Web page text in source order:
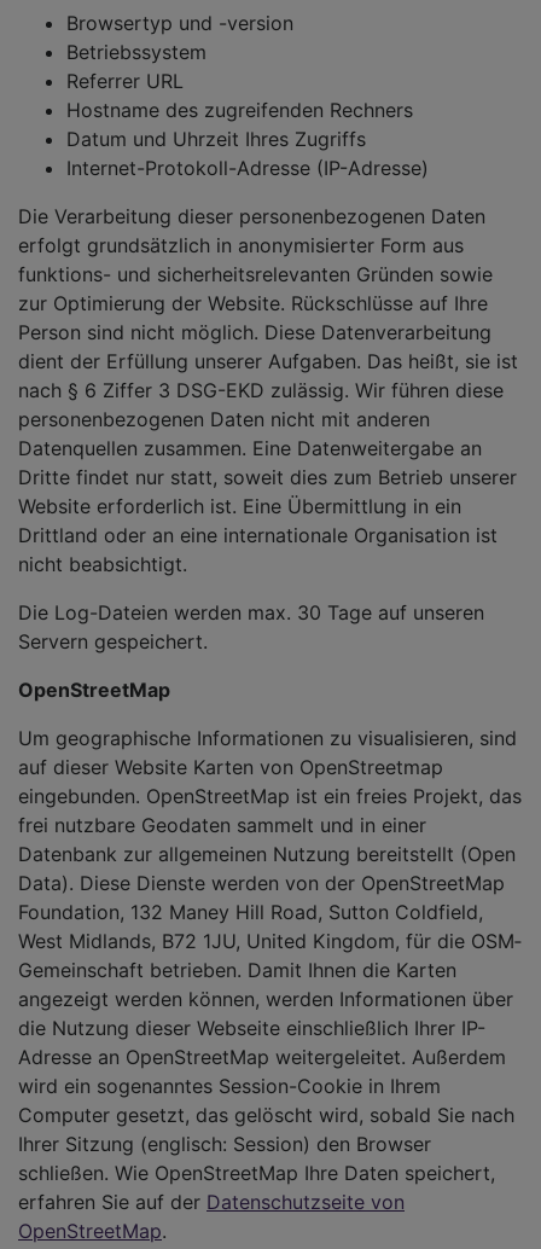
Browsertyp und -version
Betriebssystem
Referrer URL
Hostname des zugreifenden Rechners
Datum und Uhrzeit Ihres Zugriffs
Internet-Protokoll-Adresse (IP-Adresse)
Die Verarbeitung dieser personenbezogenen Daten
erfolgt grundsätzlich in anonymisierter Form aus
funktions- und sicherheitsrelevanten Gründen sowie
zur Optimierung der Website. Rückschlüsse auf Ihre
Person sind nicht möglich. Diese Datenverarbeitung
dient der Erfüllung unserer Aufgaben. Das heißt, sie ist
nach § 6 Ziffer 3 DSG-EKD zulässig. Wir führen diese
personenbezogenen Daten nicht mit anderen
Datenquellen zusammen. Eine Datenweitergabe an
Dritte findet nur statt, soweit dies zum Betrieb unserer
Website erforderlich ist. Eine Übermittlung in ein
Drittland oder an eine internationale Organisation ist
nicht beabsichtigt.
Die Log-Dateien werden max. 30 Tage auf unseren
Servern gespeichert.
OpenStreetMap
Um geographische Informationen zu visualisieren, sind
auf dieser Website Karten von OpenStreetmap
eingebunden. OpenStreetMap ist ein freies Projekt, das
frei nutzbare Geodaten sammelt und in einer
Datenbank zur allgemeinen Nutzung bereitstellt (Open
Data). Diese Dienste werden von der OpenStreetMap
Foundation, 132 Maney Hill Road, Sutton Cold­field,
West Midlands, B72 1JU, United Kingdom, für die OSM­
Gemeinschaft betrieben. Damit Ihnen die Karten
angezeigt werden können, werden Informationen über
die Nutzung dieser Webseite einschließlich Ihrer IP-
Adresse an OpenStreetMap weitergeleitet. Außerdem
wird ein sogenanntes Session-Cookie in Ihrem
Computer gesetzt, das gelöscht wird, sobald Sie nach
Ihrer Sitzung (englisch: Session) den Browser
schließen. Wie OpenStreetMap Ihre Daten speichert,
erfahren Sie auf der Datenschutzseite von
OpenStreetMap.